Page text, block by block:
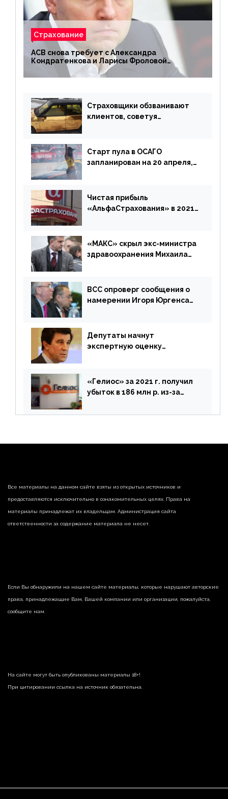
Страхование
АСВ снова требует с Александра
Кондратенкова и Ларисы Фроловой
возмещения убытков на 1,5 млрд р.
Страховщики обзванивают
клиентов, советуя
Старт пула в ОСАГО
запланирован на 20 апреля,
дублировать [дополнено]
Чистая прибыль
«АльфаСтрахования» в 2021
«МАКС» скрыл экс-министра
здравоохранения Михаила
ВСС опроверг сообщения о
намерении Игоря Юргенса
Депутаты начнут
экспертную оценку
«Гелиос» за 2021 г. получил
убыток в 186 млн р. из-за
реализации недвижимости
Все материалы на данном сайте взяты из открытых источников и
предоставляются исключительно в ознакомительных целях. Права на
материалы принадлежат их владельцам. Администрация сайта
ответственности за содержание материала не несет.
Если Вы обнаружили на нашем сайте материалы, которые нарушают авторские
права, принадлежащие Вам, Вашей компании или организации, пожалуйста,
сообщите нам.
На сайте могут быть опубликованы материалы 18+!
При цитировании ссылка на источник обязательна.